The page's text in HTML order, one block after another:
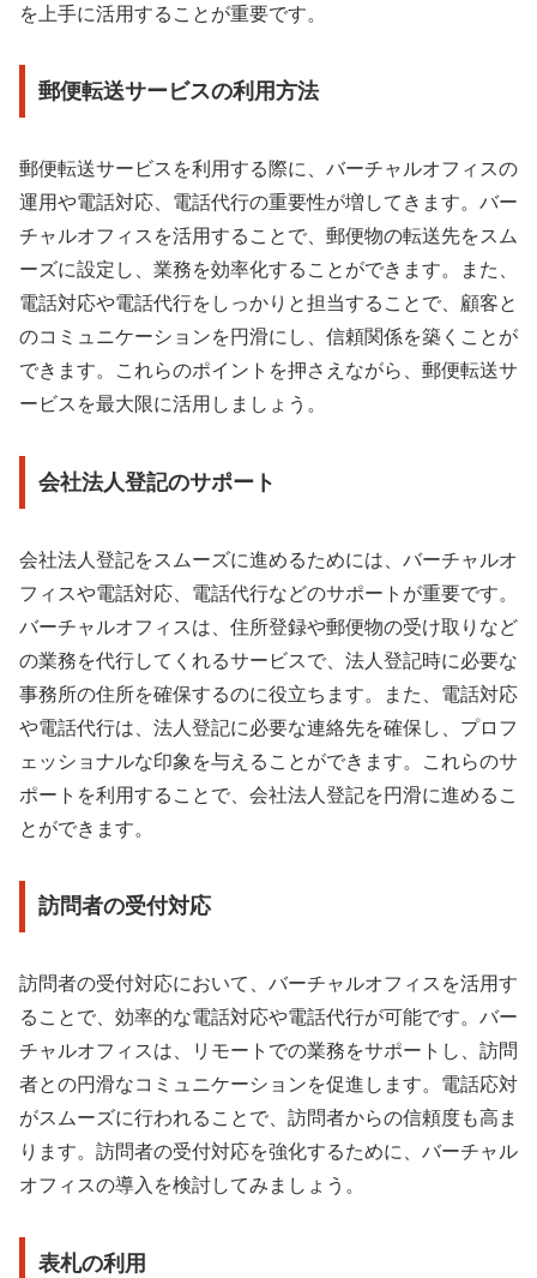
を上手に活用することが重要です。
郵便転送サービスの利用方法
郵便転送サービスを利用する際に、バーチャルオフィスの
運用や電話対応、電話代行の重要性が増してきます。バー
チャルオフィスを活用することで、郵便物の転送先をスム
ーズに設定し、業務を効率化することができます。また、
電話対応や電話代行をしっかりと担当することで、顧客と
のコミュニケーションを円滑にし、信頼関係を築くことが
できます。これらのポイントを押さえながら、郵便転送サ
ービスを最大限に活用しましょう。
会社法人登記のサポート
会社法人登記をスムーズに進めるためには、バーチャルオ
フィスや電話対応、電話代行などのサポートが重要です。
バーチャルオフィスは、住所登録や郵便物の受け取りなど
の業務を代行してくれるサービスで、法人登記時に必要な
事務所の住所を確保するのに役立ちます。また、電話対応
や電話代行は、法人登記に必要な連絡先を確保し、プロフ
ェッショナルな印象を与えることができます。これらのサ
ポートを利用することで、会社法人登記を円滑に進めるこ
とができます。
訪問者の受付対応
訪問者の受付対応において、バーチャルオフィスを活用す
ることで、効率的な電話対応や電話代行が可能です。バー
チャルオフィスは、リモートでの業務をサポートし、訪問
者との円滑なコミュニケーションを促進します。電話応対
がスムーズに行われることで、訪問者からの信頼度も高ま
ります。訪問者の受付対応を強化するために、バーチャル
オフィスの導入を検討してみましょう。
表札の利用